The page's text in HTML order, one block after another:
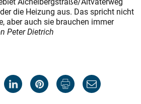
die Heizung aus. Das spricht nicht
aber auch sie brauchen immer
Peter Dietrich